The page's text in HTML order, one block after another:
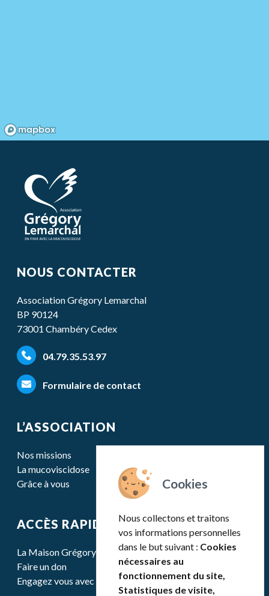
Nous collectons et traitons
vos informations personnelles
dans le but suivant : Cookies
nécessaires au
fonctionnement du site,
Statistiques de visite,
NOUS CONTACTER
Association Grégory Lemarchal
BP 90124
73001 Chambéry Cedex
04.79.35.53.97
Formulaire de contact
L’ASSOCIATION
Nos missions
La mucoviscidose
Grâce à vous
ACCÈS RAPIDE
La Maison Grégory Lemarchal
Faire un don
Engagez vous avec nous